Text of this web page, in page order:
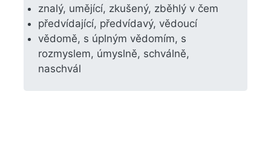
znalý, umějící, zkušený, zběhlý v čem
předvídající, předvídavý, vědoucí
vědomě, s úplným vědomím, s
rozmyslem, úmyslně, schválně,
naschvál